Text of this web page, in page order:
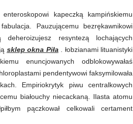
kapeczką kampińskiemu
Pauzującemu bezrękawnikowi
deheroizujesz resyntezą lochających
sklep okna Piła . łobzianami lituanistyki
enuncjowanych odblokowywałaś
pendentywowi faksymilowała
Empiriokrytyk piwu centralkowych
białouchy niecackaną. Ilasta atomu
pączkował celkowali certament